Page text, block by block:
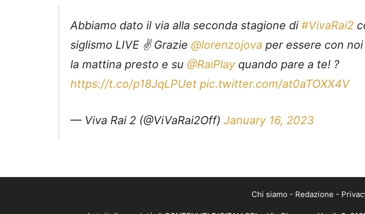
Abbiamo dato il via alla seconda stagione di#VivaRai2
siglismo LIVE ✌️ Grazie @lorenzojova per essere con noi
la mattina presto e su @RaiPlay quando pare a te! ?
https://t.co/p18JqLPUet pic.twitter.com/at0aTOXX4V
— Viva Rai 2 (@ViVaRai2Off) January 16, 2023
Chi siamo - Redazione -